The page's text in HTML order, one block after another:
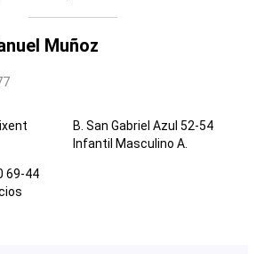
Muñoz
B. San Gabriel Azul 52-54
Infantil Masculino A.
69-44